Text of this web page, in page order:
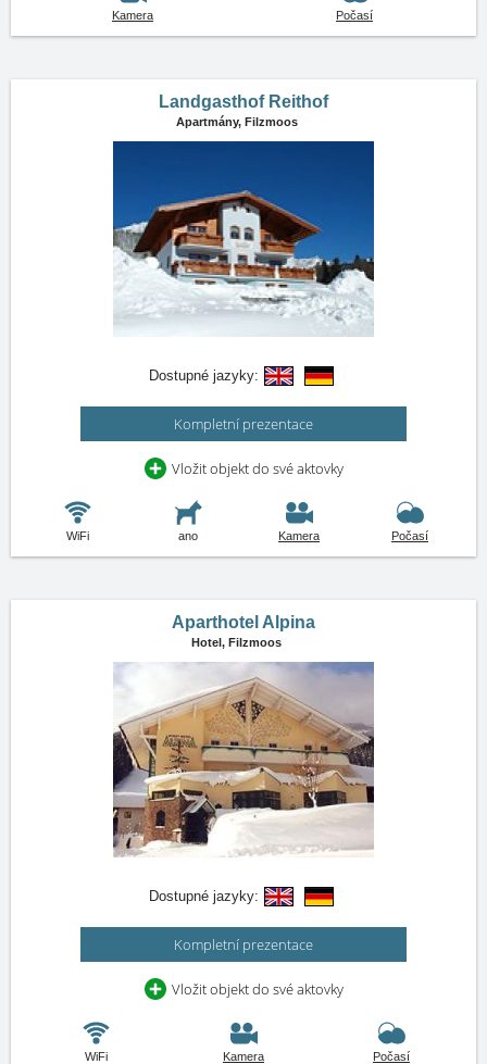
Kamera Počasí
Landgasthof Reithof
Apartmány, Filzmoos
Dostupné jazyky:
Kompletní prezentace
Vložit objekt do své aktovky
WiFi ano Kamera Počasí
Aparthotel Alpina
Hotel, Filzmoos
Dostupné jazyky:
Kompletní prezentace
Vložit objekt do své aktovky
WiFi Kamera Počasí